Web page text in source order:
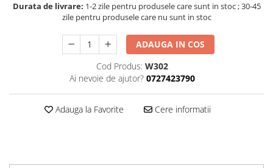
Durata de livrare: 1-2 zile pentru produsele care sunt in stoc ; 30-45
zile pentru produsele care nu sunt in stoc
ADAUGA IN COS
Cod Produs: W302
Ai nevoie de ajutor? 0727423790
Adauga la Favorite Cere informatii